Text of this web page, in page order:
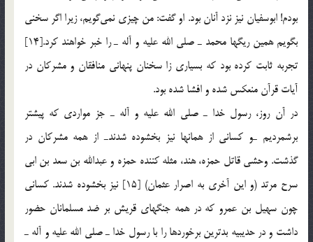
بودم! ابوسفیان نیز نزد آنان بود. او گفت: من چیزی نمی‌گویم، زیرا اگر سخنی
بگویم همین ریگها محمد ـ صلی الله علیه و آله ـ را خبر خواهند كرد.[14]
تجربه ثابت كرده بود كه بسیاری زا سخنان پنهانی منافقان و مشركان در
آیات قرآن منعكس شده و افشا شده بود.
در آن روز، رسول خدا ـ صلی الله علیه و آله ـ جز مواردی كه پیشتر
برشمردیم ـ‌و كسانی از همانها نیز بخشوده شدندـ از همه مشركان در
گذشت. وحشی قاتل حمزه، هند، مثله كننده حمزه و عبدالله بن سعد بن ابی
سرح مرتد (و این آخری به اصرار عثمان) [15] نیز بخشوده شدند. كسانی
چون سهیل بن عمرو كه در همه جنگهای قریش بر ضد مسلمانان حضور
داشت و در حدیبیه بدترین برخوردها را با رسول خدا ـ صلی الله علیه و آله ـ